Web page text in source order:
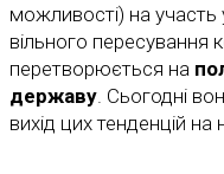
можливості) на
вільного пересування
перетворюється на
державу . Сьогодні
вихід цих тенденцій на